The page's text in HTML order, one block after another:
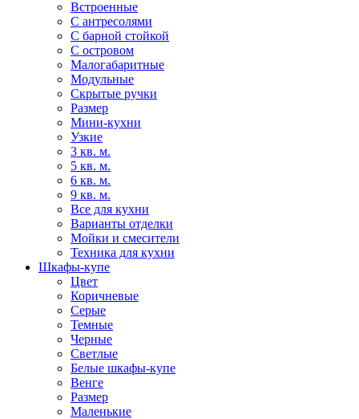
Встроенные
С антресолями
С барной стойкой
С островом
Малогабаритные
Модульные
Скрытые ручки
Размер
Мини-кухни
Узкие
3 кв. м.
5 кв. м.
6 кв. м.
9 кв. м.
Все для кухни
Варианты отделки
Мойки и смесители
Техника для кухни
Шкафы-купе
Цвет
Коричневые
Серые
Темные
Черные
Светлые
Белые шкафы-купе
Венге
Размер
Маленькие